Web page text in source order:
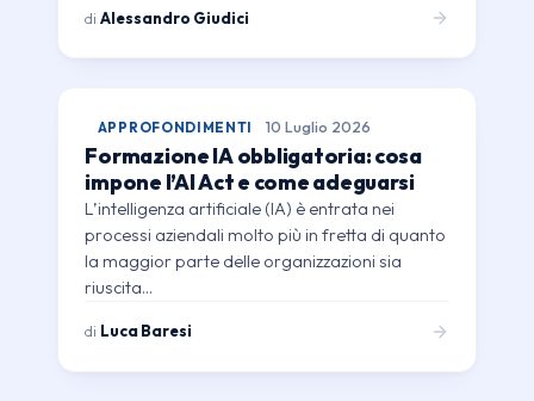
diAlessandro Giudici
APPROFONDIMENTI 10 Luglio 2026
Formazione IA obbligatoria: cosa
impone l’AI Act e come adeguarsi
L’intelligenza artificiale (IA) è entrata nei
processi aziendali molto più in fretta di quanto
la maggior parte delle organizzazioni sia
riuscita…
di Luca Baresi